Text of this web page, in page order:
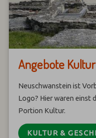
Angebote
Neuschwanstein ist
Logo? Hier waren einst
Portion Kultur.
KULTUR &